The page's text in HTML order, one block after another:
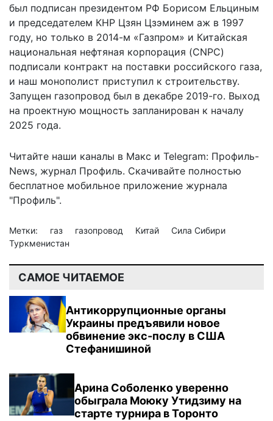
был подписан президентом РФ Борисом Ельциным
и председателем КНР Цзян Цзэминем аж в 1997
году, но только в 2014-м «Газпром» и Китайская
национальная нефтяная корпорация (CNPC)
подписали контракт на поставки российского газа,
и наш монополист приступил к строительству.
Запущен газопровод был в декабре 2019-го. Выход
на проектную мощность запланирован к началу
2025 года.
Читайте наши каналы в Макс и Telegram: Профиль-
News, журнал Профиль. Скачивайте полностью
бесплатное мобильное приложение журнала
"Профиль".
Метки: газ газопровод Китай
Сила Сибири
Туркменистан
САМОЕ ЧИТАЕМОЕ
Антикоррупционные органы
Украины предъявили новое
обвинение экс-послу в США
Стефанишиной
Арина Соболенко уверенно
обыграла Моюку Утидзиму на
старте турнира в Торонто